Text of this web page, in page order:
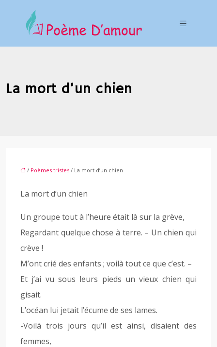
La mort d’un chien
/ Poèmes tristes / La mort d’un chien
La mort d’un chien
Un groupe tout à l’heure était là sur la grève,
Regardant quelque chose à terre. – Un chien qui
crève !
M’ont crié des enfants ; voilà tout ce que c’est. –
Et j’ai vu sous leurs pieds un vieux chien qui
gisait.
L’océan lui jetait l’écume de ses lames.
-Voilà trois jours qu’il est ainsi, disaient des
femmes,